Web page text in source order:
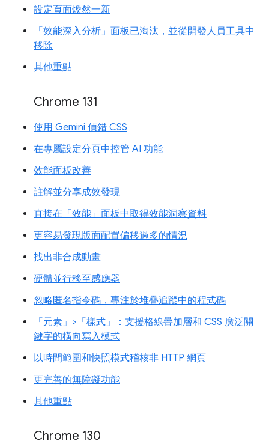
設定頁面煥然一新
「效能深入分析」面板已淘汰，並從開發人員工具中
移除
其他重點
Chrome 131
使用 Gemini 偵錯 CSS
在專屬設定分頁中控管 AI 功能
效能面板改善
註解並分享成效發現
直接在「效能」面板中取得效能洞察資料
更容易發現版面配置偏移過多的情況
找出非合成動畫
硬體並行移至感應器
忽略匿名指令碼，專注於堆疊追蹤中的程式碼
「元素」>「樣式」：支援格線疊加層和 CSS 廣泛關
鍵字的橫向寫入模式
以時間範圍和快照模式稽核非 HTTP 網頁
更完善的無障礙功能
其他重點
Chrome 130